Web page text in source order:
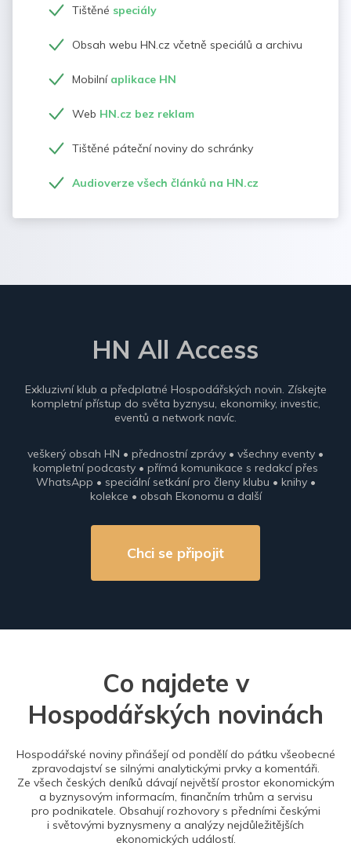
Tištěné speciály
Obsah webu HN.cz včetně speciálů a archivu
Mobilní aplikace HN
Web HN.cz bez reklam
Tištěné páteční noviny do schránky
Audioverze všech článků na HN.cz
HN All Access
Exkluzivní klub a předplatné Hospodářských novin. Získejte
kompletní přístup do světa byznysu, ekonomiky, investic,
eventů a network navíc.
veškerý obsah HN • přednostní zprávy • všechny eventy •
kompletní podcasty • přímá komunikace s redakcí přes
WhatsApp • speciální setkání pro členy klubu • knihy •
kolekce • obsah Ekonomu a další
Chci se připojit
Co najdete v
Hospodářských novinách
Hospodářské noviny přinášejí od pondělí do pátku všeobecné
zpravodajství se silnými analytickými prvky a komentáři.
Ze všech českých deníků dávají největší prostor ekonomickým
a byznysovým informacím, finančním trhům a servisu
pro podnikatele. Obsahují rozhovory s předními českými
i světovými byznysmeny a analýzy nejdůležitějších
ekonomických událostí.